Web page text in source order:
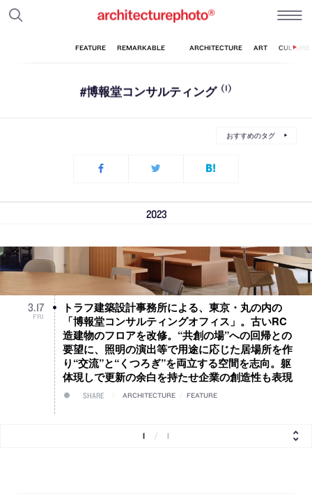
#博報堂コンサルティング (1)
おすすめのタグ
2023
3.17
FRI
トラフ建築設計事務所による、東京・丸の内の
「博報堂コンサルティングオフィス」。古いRC
造建物のフロアを改修。“共創の場”への回帰との
要望に、照明の演出等で用途に応じた居場所を作
り“交流”と“くつろぎ”を両立する空間を志向。躯
体現しで更新の余白を持たせ企業の創造性も表現
SHARE ARCHITECTURE FEATURE
1 1